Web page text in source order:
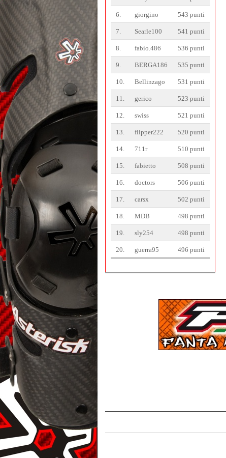
6. giorgino 543 punti
7. Searle100 541 punti
8. fabio.486 536 punti
9. BERGA186 535 punti
10. Bellinzago 531 punti
11. gerico 523 punti
12. swiss 521 punti
13. flipper222 520 punti
14. 711r 510 punti
15. fabietto 508 punti
16. doctors 506 punti
17. carsx 502 punti
18. MDB 498 punti
19. sly254 498 punti
20. guerra95 496 punti